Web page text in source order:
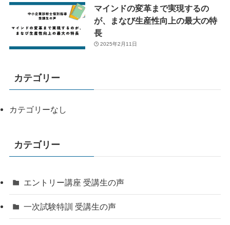
マインドの変革まで実現するの
が、まなび生産性向上の最大の特
長
2025年2月11日
カテゴリー
カテゴリーなし
カテゴリー
エントリー講座 受講生の声
一次試験特訓 受講生の声